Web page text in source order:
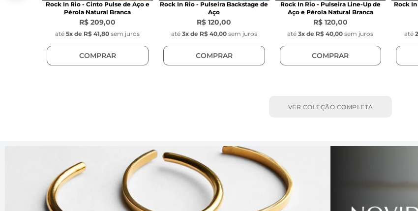
Rock In Rio - Cinto Pulse de Aço e
Pérola Natural Branca
R$ 209,00
até 5x de R$ 41,80 sem juros
COMPRAR
Rock In Rio - Pulseira Backstage de
Aço
R$ 120,00
até 3x de R$ 40,00 sem juros
COMPRAR
Rock In Rio - Pulseira Line-Up de
Aço e Pérola Natural Branca
R$ 120,00
até 3x de R$ 40,00 sem juros
COMPRAR
Rock
até 2
VER COLEÇÃO COMPLETA